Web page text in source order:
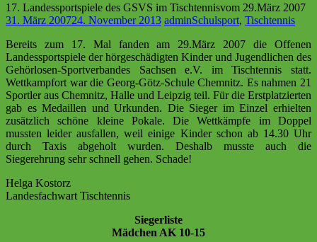
17. Landessportspiele des GSVS im Tischtennisvom 29.März 2007
31. März 200724. November 2013 adminSchulsport, Tischtennis
Bereits zum 17. Mal fanden am 29.März 2007 die Offenen
Landessportspiele der hörgeschädigten Kinder und Jugendlichen des
Gehörlosen-Sportverbandes Sachsen e.V. imTischtennis statt.
Wettkampfort war die Georg-Götz-SchuleChemnitz. Es nahmen 21
Sportler aus Chemnitz, Halle und Leipzig teil. Für die Erstplatzierten
gab es Medaillen und Urkunden. Die Sieger im Einzel erhielten
zusätzlich schöne kleine Pokale. Die Wettkämpfe im Doppel
mussten leider ausfallen, weil einige Kinder schon ab 14.30 Uhr
durch Taxis abgeholt wurden. Deshalb musste auch die
Siegerehrung sehr schnell gehen. Schade!
Helga Kostorz
Landesfachwart Tischtennis
Siegerliste
Mädchen AK 10-15